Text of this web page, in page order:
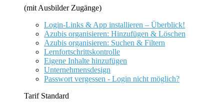
(mit Ausbilder Zugänge)
Login-Links & App installieren – Überblick!
Azubis organisieren: Hinzufügen & Löschen
Azubis organisieren: Suchen & Filtern
Lernfortschrittskontrolle
Eigene Inhalte hinzufügen
Unternehmensdesign
Passwort vergessen - Login nicht möglich?
Tarif Standard